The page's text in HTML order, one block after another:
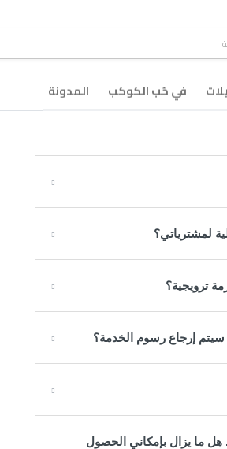
في حُب الكوكب المدونة
لمشترياتي؟
إرجاع رسوم الخدمة؟
مجاني. هل ما يزال بإمكاني الحصول